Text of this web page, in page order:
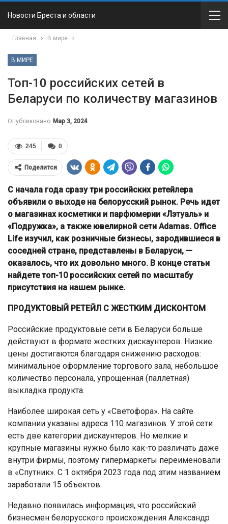
Новости Бреста и области
Главная В мире
В МИРЕ
Топ-10 российских сетей в
Беларуси по количеству магазинов
Опубликовано Мар 3, 2024
0
245
Поделится
С начала года сразу три российских ретейлера
объявили о выходе на белорусский рынок. Речь идет
о магазинах косметики и парфюмерии «Лэтуаль» и
«Подружка», а также ювелирной сети Adamas. Office
Life изучил, как розничные бизнесы, зародившиеся в
соседней стране, представлены в Беларуси, —
оказалось, что их довольно много. В конце статьи
найдете топ-10 российских сетей по масштабу
присутствия на нашем рынке.
ПРОДУКТОВЫЙ РЕТЕЙЛ С ЖЕСТКИМ ДИСКОНТОМ
Российские продуктовые сети в Беларуси больше
действуют в формате жестких дискаунтеров. Низкие
цены достигаются благодаря снижению расходов:
минимальное оформление торгового зала, небольшое
количество персонала, упрощенная (паллетная)
выкладка продукта.
Наиболее широкая сеть у «Светофора». На сайте
компании указаны адреса 110 магазинов. У этой сети
есть две категории дискаунтеров. Но мелкие и
крупные магазины нужно было как-то различать даже
внутри фирмы, поэтому гипермаркеты переименовали
в «Спутник». С 1 октября 2023 года под этим названием
заработали 15 объектов.
Недавно появилась информация, что российский
бизнесмен белорусского происхождения Александр